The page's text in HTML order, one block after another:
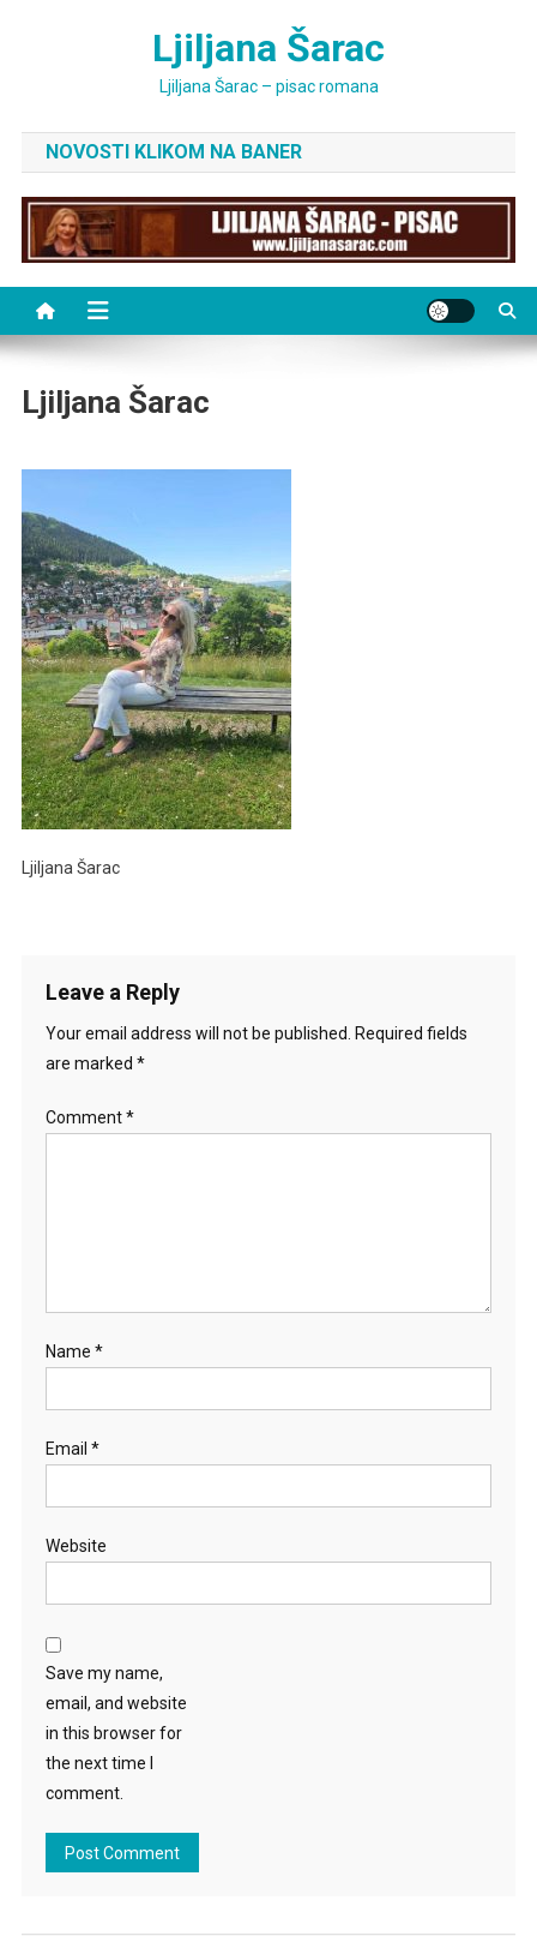
Ljiljana Šarac
Ljiljana Šarac – pisac romana
NOVOSTI KLIKOM NA BANER
Ljiljana Šarac
Ljiljana Šarac
Leave a Reply
Your email address will not be published.
Required fields
are marked *
Comment*
Name *
Email *
Website
Save my name,
email, and website
in this browser for
the next time I
comment.